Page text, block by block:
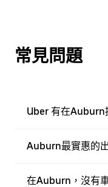
常見問題
Uber 有在Auburn
Auburn最實惠的
在Auburn，沒有